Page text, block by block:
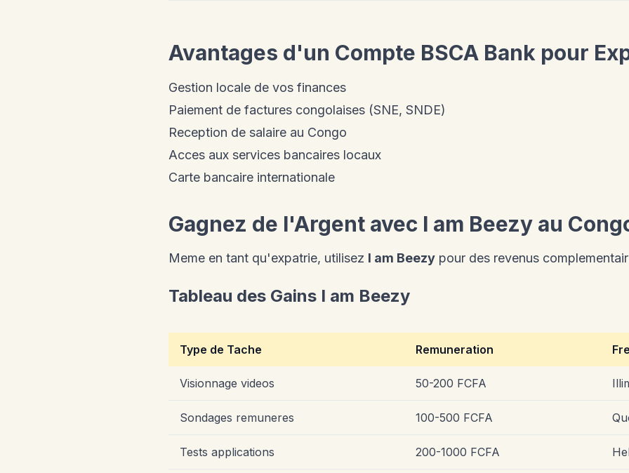
Avantages d'un Compte BSCA Bank pour
Gestion locale de vos finances
Paiement de factures congolaises (SNE, SNDE)
Reception de salaire au Congo
Acces aux services bancaires locaux
Carte bancaire internationale
Gagnez de l'Argent avec I am Beezy au
Meme en tant qu'expatrie, utilisez I am Beezy pour des revenus
Tableau des Gains I am Beezy
Type de Tache Remuneration
Visionnage videos 50-200 FCFA
Sondages remuneres 100-500 FCFA
Tests applications 200-1000 FCFA